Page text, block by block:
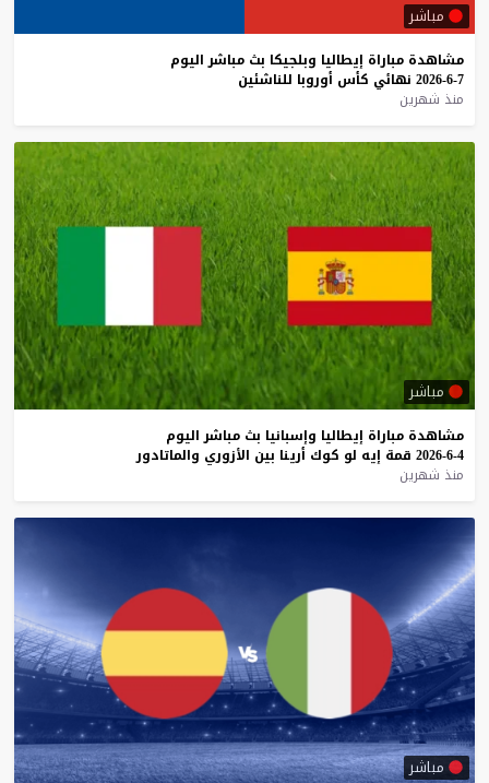
مباشر
مشاهدة مباراة إيطاليا وبلجيكا بث مباشر اليوم
7-6-2026
نهائي كأس أوروبا للناشئين
منذ شهرين
مباشر
مشاهدة مباراة إيطاليا وإسبانيا بث مباشر اليوم
4-6-2026
قمة إيه لو كوك أرينا بين الأزوري والماتادور
منذ شهرين
مباشر